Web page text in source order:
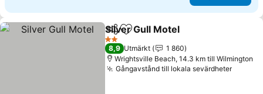
Dela Lägg till i Mina Favoriter
Silver Gull Motel
2 Stjärnor
8,9 Utmärkt
1 860
Wrightsville Beach, 14.3 km till Wilmington
Gångavstånd till lokala sevärdheterSe